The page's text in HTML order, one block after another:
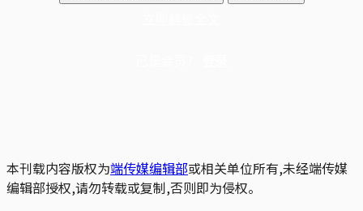
本刊载内容版权为端传媒编辑部或相关单位所有,未经端传媒
编辑部授权,请勿转载或复制,否则即为侵权。